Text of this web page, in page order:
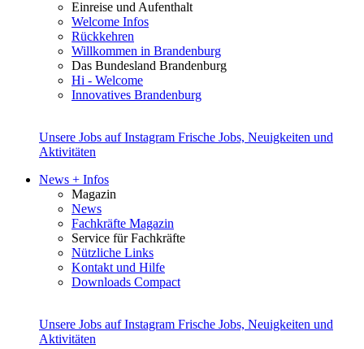
Einreise und Aufenthalt
Welcome Infos
Rückkehren
Willkommen in Brandenburg
Das Bundesland Brandenburg
Hi - Welcome
Innovatives Brandenburg
Unsere Jobs auf Instagram Frische Jobs, Neuigkeiten und
Aktivitäten
News + Infos
Magazin
News
Fachkräfte Magazin
Service für Fachkräfte
Nützliche Links
Kontakt und Hilfe
Downloads Compact
Unsere Jobs auf Instagram Frische Jobs, Neuigkeiten und
Aktivitäten